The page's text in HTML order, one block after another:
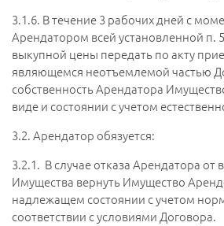
3.1.6. В течение 3 рабочих дней с
Арендатором всей установленной п.
выкупной цены передать по акту
являющемся неотъемлемой частью
собственность Арендатора
виде и состоянии с учетом
3.2.Арендатор обязуется:
3.2.1. В случае отказа Арендатора от
Имущества вернуть Имущество
надлежащем состоянии с учетом
соответствии с условиями Договора.